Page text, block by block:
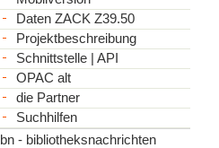
Daten ZACK Z39.50
Projektbeschreibung
Schnittstelle | API
OPAC alt
die Partner
Suchhilfen
bn - bibliotheksnachrichten